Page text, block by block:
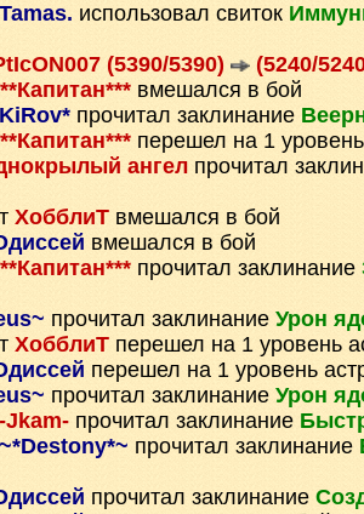
Tamas. использовал свиток
(5390/5390)
(5240/
вмешался в бой
KiRov* прочитал заклинание
перешел на 1
ангел прочитал
ХобблиТ вмешался в бой
вмешался в бой
прочитал заклинание
прочитал заклинание Урон
ХобблиТ перешел на 1 уровень
перешел на 1 уровень
прочитал заклинание Урон
-Jkam- прочитал заклинание
~*Destony*~ прочитал заклинание
прочитал заклинание